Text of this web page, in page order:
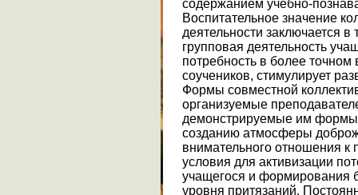
содержанием учебно-
Воспитательное значение
деятельности заключается в
групповая деятельность
потребность в более точном
соучеников, стимулирует
Формы совместной
организуемые
демонстрируемые им
созданию атмосферы
внимательного отношения
условия для активизации
учащегося и формирования
уровня притязаний.